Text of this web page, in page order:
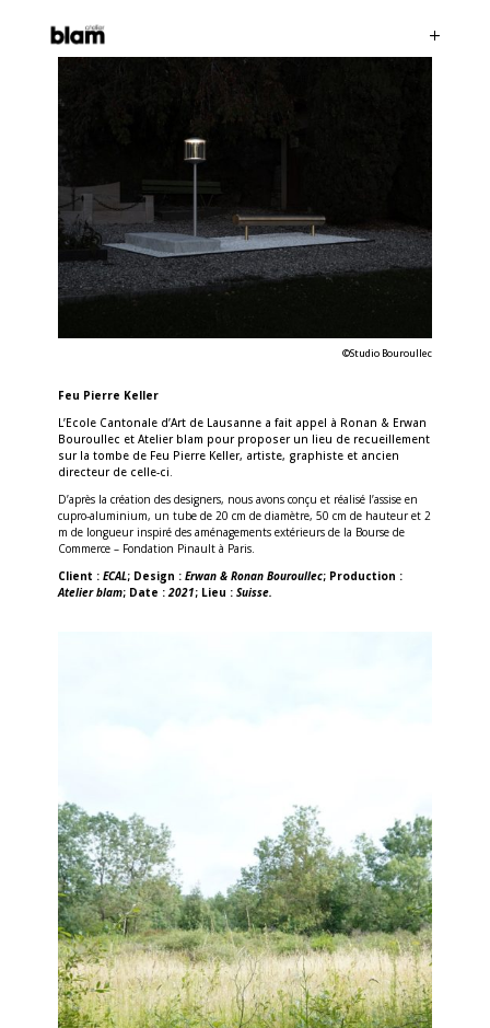
©Studio Bouroullec
Feu Pierre Keller
L’Ecole Cantonale d’Art de Lausanne a fait appel à Ronan & Erwan
Bouroullec et Atelier blam pour proposer un lieu de recueillement
sur la tombe de Feu Pierre Keller, artiste, graphiste et ancien
directeur de celle-ci.
D’après la création des designers, nous avons conçu et réalisé l’assise en
cupro-aluminium, un tube de 20 cm de diamètre, 50 cm de hauteur et 2
m de longueur inspiré des aménagements extérieurs de la Bourse de
Commerce – Fondation Pinault à Paris.
Client : ECAL; Design : Erwan & Ronan Bouroullec; Production :
Atelier blam; Date :2021; Lieu : Suisse.